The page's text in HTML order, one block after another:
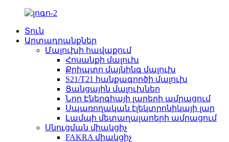
Տուն
Արտադրանքներ
Մալուխի հավաքում
Հոսանքի մալուխ
Քրիպտո մայնինգ մալուխ
S21/T21 հանքագործի մալուխ
Ցանցային մալուխներ
Նոր Էներգիայի լարերի ամրացում
Սպառողական էլեկտրոնիկայի լար
Լամպի մետաղալարերի ամրացում
Սնուցման միակցիչ
FAKRA միակցիչ